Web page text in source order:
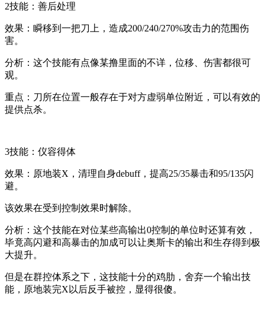
2技能：善后处理
效果：瞬移到一把刀上，造成200/240/270%攻击力的范围伤
害。
分析：这个技能有点像某撸里面的不详，位移、伤害都很可
观。
重点：刀所在位置一般存在于对方虚弱单位附近，可以有效的
提供点杀。
3技能：仪容得体
效果：原地装X，清理自身debuff，提高25/35暴击和95/135闪
避。
该效果在受到控制效果时解除。
分析：这个技能在对位某些高输出0控制的单位时还算有效，
毕竟高闪避和高暴击的加成可以让奥斯卡的输出和生存得到极
大提升。
但是在群控体系之下，这技能十分的鸡肋，舍弃一个输出技
能，原地装完X以后反手被控，显得很傻。